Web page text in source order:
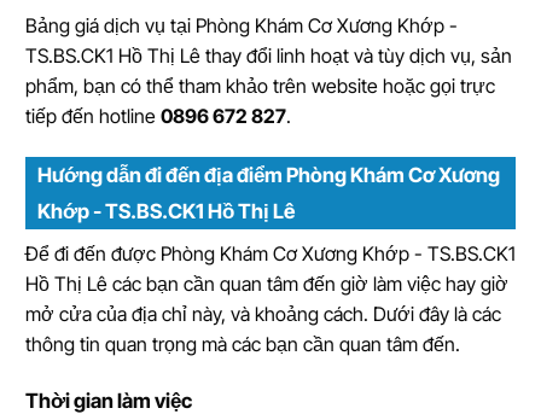
Bảng giá dịch vụ tại Phòng Khám Cơ Xương Khớp -
TS.BS.CK1 Hồ Thị Lê thay đổi linh hoạt và tùy dịch vụ, sản
phẩm, bạn có thể tham khảo trên website hoặc gọi trực
tiếp đến hotline 0896 672 827.
Hướng dẫn đi đến địa điểm Phòng Khám Cơ Xương
Khớp - TS.BS.CK1 Hồ Thị Lê
Để đi đến được Phòng Khám Cơ Xương Khớp - TS.BS.CK1
Hồ Thị Lê các bạn cần quan tâm đến giờ làm việc hay giờ
mở cửa của địa chỉ này, và khoảng cách. Dưới đây là các
thông tin quan trọng mà các bạn cần quan tâm đến.
Thời gian làm việc